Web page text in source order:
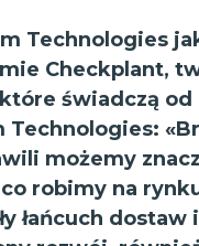
Technologies
Checkplant,
świadczą
Technologies:
możemy
robimy na
łańcuch dostaw